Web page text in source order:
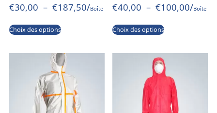
€30,00 – €187,50/Boîte
Choix des options
€40,00 – €100,00/Boîte
Choix des options